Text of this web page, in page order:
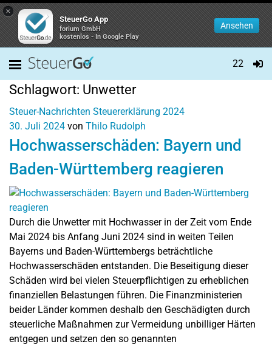
×
SteuerGo App
forium GmbH
kostenlos - In Google Play
Ansehen
22
Schlagwort: Unwetter
Steuer-Nachrichten Steuererklärung 2024
30. Juli 2024 von Thilo Rudolph
Hochwasserschäden: Bayern und
Baden-Württemberg reagieren
Durch die Unwetter mit Hochwasser in der Zeit vom Ende
Mai 2024 bis Anfang Juni 2024 sind in weiten Teilen
Bayerns und Baden-Württembergs beträchtliche
Hochwasserschäden entstanden. Die Beseitigung dieser
Schäden wird bei vielen Steuerpflichtigen zu erheblichen
finanziellen Belastungen führen. Die Finanzministerien
beider Länder kommen deshalb den Geschädigten durch
steuerliche Maßnahmen zur Vermeidung unbilliger Härten
entgegen und setzen den so genannten